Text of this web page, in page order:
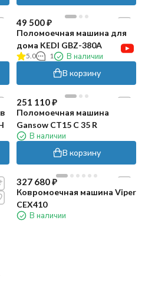
49 500₽
Поломоечная машина для
дома KEDI GBZ-380A
5.0 1 В наличии
В корзину
251 110₽
Поломоечная машина
Gansow CT15 C 35 R
В наличии
В корзину
327 680₽
Ковромоечная машина Viper
CEX410
В наличии